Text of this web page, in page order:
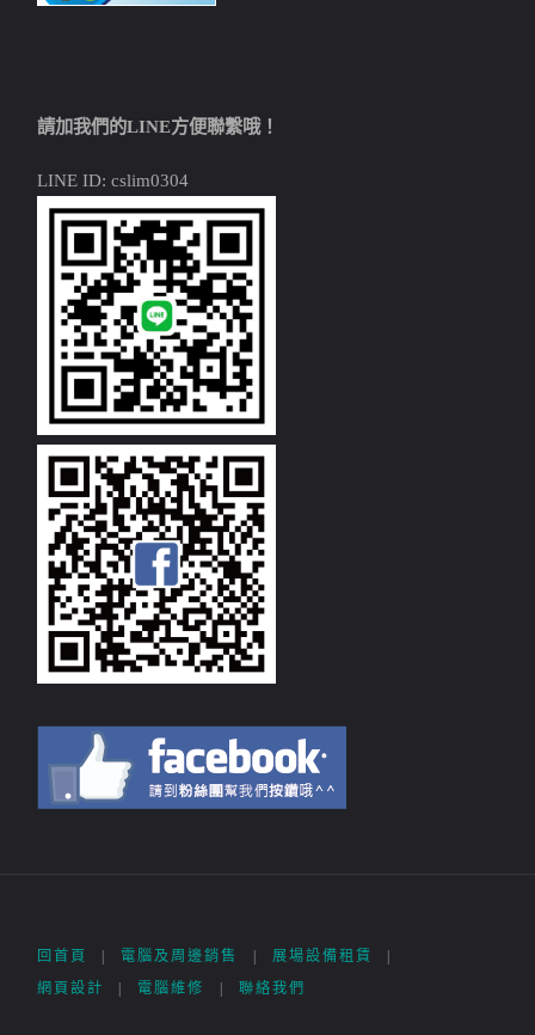
請加我們的LINE方便聯繫哦！
LINE ID: cslim0304
回首頁 電腦及周邊銷售 展場設備租賃
網頁設計
電腦維修 聯絡我們